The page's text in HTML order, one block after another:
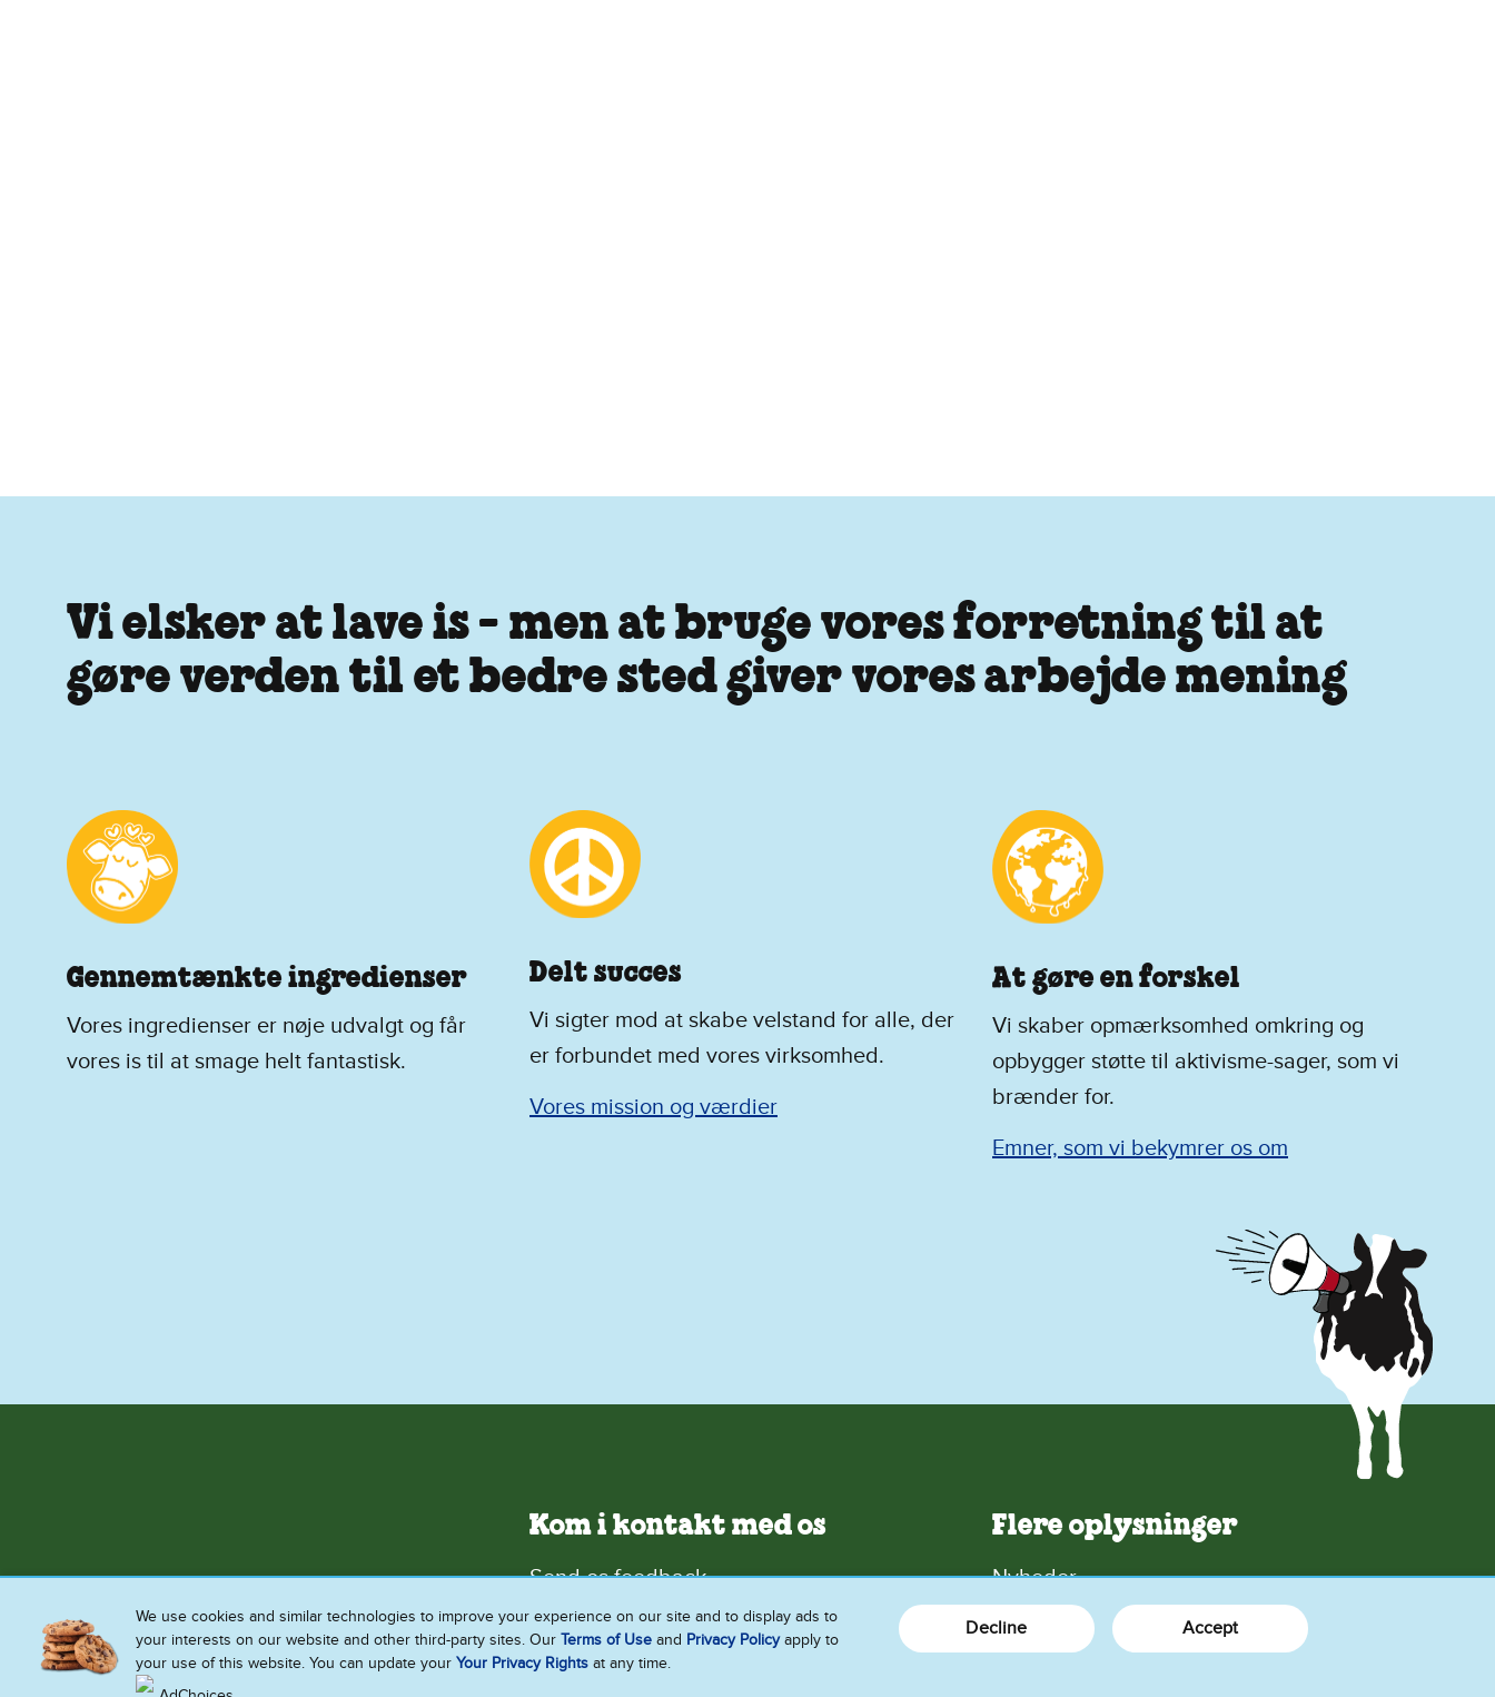
Vi elsker at lave is - men at bruge vores forretning til at
gøre verden til et bedre sted giver vores arbejde mening
Gennemtænkte ingredienser
Vores ingredienser er nøje udvalgt og får
vores is til at smage helt fantastisk.
Delt succes
Vi sigter mod at skabe velstand for alle, der
er forbundet med vores virksomhed.
Vores mission og værdier
At gøre en forskel
Vi skaber opmærksomhed omkring og
opbygger støtte til aktivisme-sager, som vi
brænder for.
Emner, som vi bekymrer os om
Kom i kontakt med os
Send os feedback
Følg os
Flere oplysninger
Nyheder
Om os
We use cookies and similar technologies to improve your experience on our site and to display ads to
your interests on our website and other third-party sites. Our Terms of Use and Privacy Policyapply to
your use of this website. You can update your Your Privacy Rights at any time.
Decline Accept